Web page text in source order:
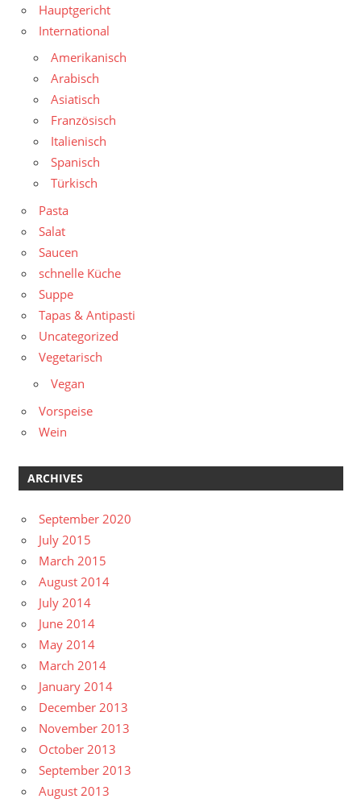
Hauptgericht
International
Amerikanisch
Arabisch
Asiatisch
Französisch
Italienisch
Spanisch
Türkisch
Pasta
Salat
Saucen
schnelle Küche
Suppe
Tapas & Antipasti
Uncategorized
Vegetarisch
Vegan
Vorspeise
Wein
ARCHIVES
September 2020
July 2015
March 2015
August 2014
July 2014
June 2014
May 2014
March 2014
January 2014
December 2013
November 2013
October 2013
September 2013
August 2013